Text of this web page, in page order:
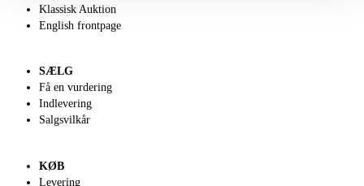
Klassisk Auktion
English frontpage
SÆLG
Få en vurdering
Indlevering
Salgsvilkår
KØB
Levering